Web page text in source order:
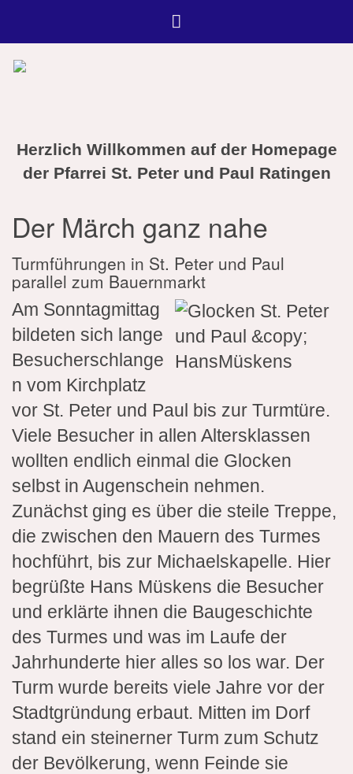
Herzlich Willkommen auf der Homepage
der Pfarrei St. Peter und Paul Ratingen
Der Märch ganz nahe
Turmführungen in St. Peter und Paul
parallel zum Bauernmarkt
Am Sonntagmittag
bildeten sich lange
Besucherschlange
n vom Kirchplatz
vor St. Peter und Paul bis zur Turmtüre.
Viele Besucher in allen Altersklassen
wollten endlich einmal die Glocken
selbst in Augenschein nehmen.
Zunächst ging es über die steile Treppe,
die zwischen den Mauern des Turmes
hochführt, bis zur Michaelskapelle. Hier
begrüßte Hans Müskens die Besucher
und erklärte ihnen die Baugeschichte
des Turmes und was im Laufe der
Jahrhunderte hier alles so los war. Der
Turm wurde bereits viele Jahre vor der
Stadtgründung erbaut. Mitten im Dorf
stand ein steinerner Turm zum Schutz
der Bevölkerung, wenn Feinde sie